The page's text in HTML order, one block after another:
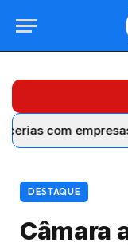
empresas
DESTAQUE
Câmara